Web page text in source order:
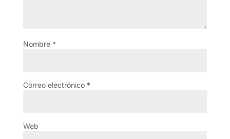
Nombre *
Correo electrónico *
Web